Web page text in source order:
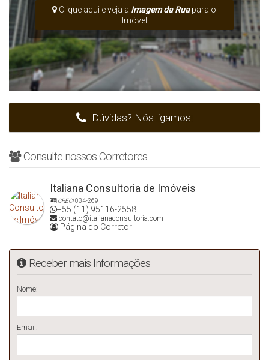
Clique aqui e veja a Imagem da Ruapara o
Imóvel
Dúvidas? Nós ligamos!
Consulte nossos Corretores
Italiana Consultoria de Imóveis
CRECI034-269
+55 (11) 95116-2558
contato@italianaconsultoria.com
Página do Corretor
Receber mais Informações
Nome:
Email: